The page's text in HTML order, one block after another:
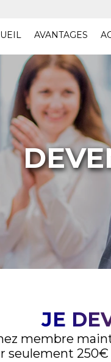
AVANTAGES
JE
membre
seulement